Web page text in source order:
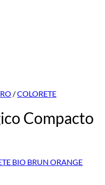
/COLORETE
Compacto